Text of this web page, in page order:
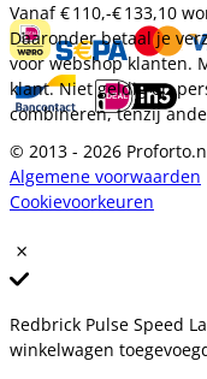
Vanaf€ 110,-€ 133,10
Daaronder betaal je
voor webshop klanten.
klant. Niet geldig op
combineren, tenzij
© 2013 - 2026
Algemene voorwaarden
Cookievoorkeuren
Redbrick Pulse Speed
winkelwagen